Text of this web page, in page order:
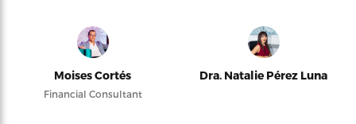
Moises Cortés
Financial Consultant
Dra. Natalie Pérez Luna